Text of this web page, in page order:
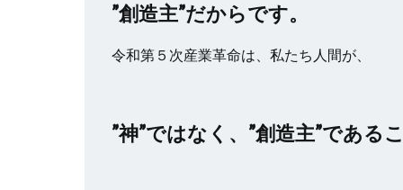
”創造主”だからです。
令和第５次産業革命は、私たち人間が、
”神”ではなく、”創造主”である